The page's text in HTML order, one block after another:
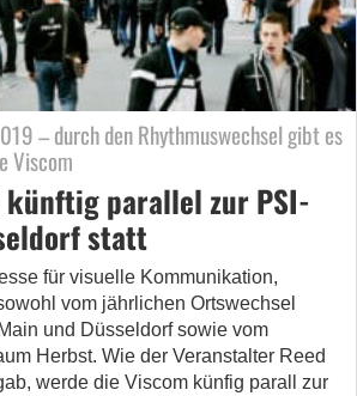
– durch den Rhythmuswechsel gibt es
Viscom
parallel zur PSI-
statt
für visuelle Kommunikation,
vom jährlichen Ortswechsel
und Düsseldorf sowie vom
Herbst. Wie der Veranstalter Reed
werde die Viscom künfig parall zur